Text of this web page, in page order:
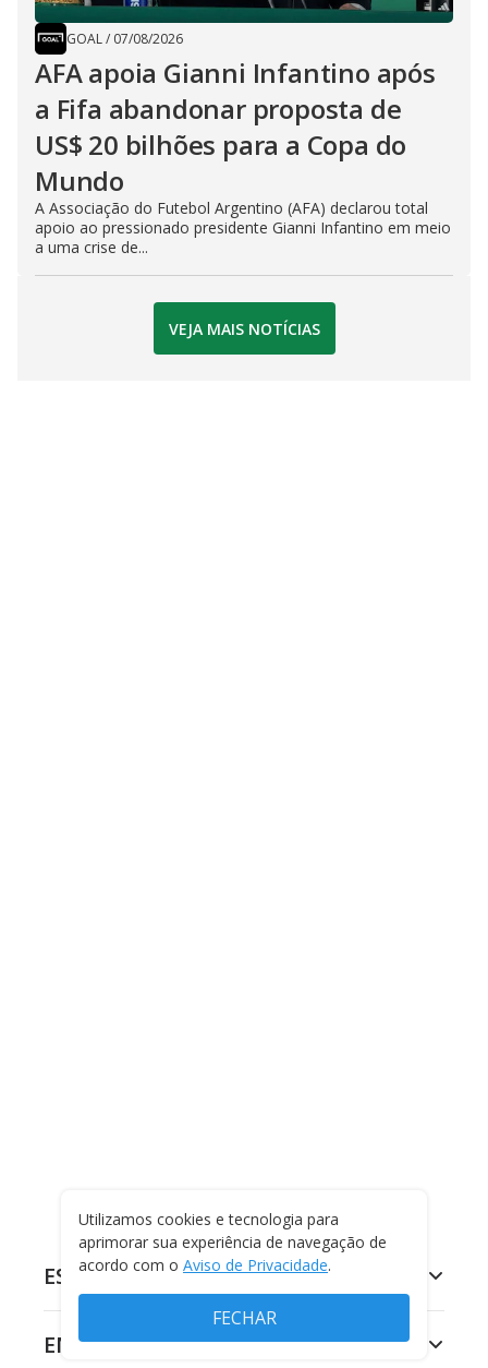
GOAL/ 07/08/2026
AFA apoia Gianni Infantino após
a Fifa abandonar proposta de
US$ 20 bilhões para a Copa do
Mundo
A Associação do Futebol Argentino (AFA) declarou total
apoio ao pressionado presidente Gianni Infantino em meio
a uma crise de...
VEJA MAIS NOTÍCIAS
ESPORTES
ENTRETENIMENTO
Utilizamos cookies e tecnologia para
aprimorar sua experiência de navegação de
acordo com o Aviso de Privacidade.
FECHAR